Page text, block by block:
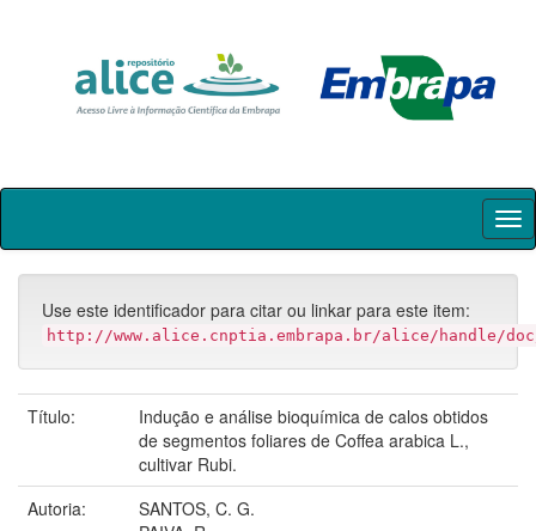
Skip
Use este identificador para citar ou linkar para este item:
http://www.alice.cnptia.embrapa.br/alice/handle/
Título:
Indução e análise bioquímica de calos obtidos
de segmentos foliares de Coffea arabica L.,
cultivar Rubi.
Autoria:
SANTOS, C. G.